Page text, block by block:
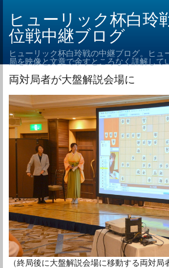
ヒューリック杯白玲
位戦中継ブログ
ヒューリック杯白玲戦の中継ブログ。ヒュ
局を映像と文章で余すところなく詳解して
両対局者が大盤解説会場に
（終局後に大盤解説会場に移動する両対局